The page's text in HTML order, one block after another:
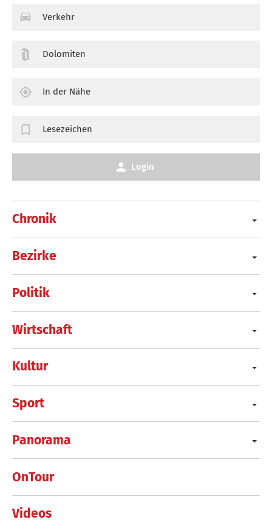
Chronik
Bezirke
Politik
Wirtschaft
Kultur
Sport
Panorama
OnTour
Videos
Verkehr
Dolomiten
In der Nähe
Lesezeichen
Login